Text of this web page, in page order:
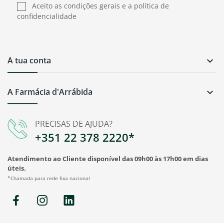
PRECISAS DE AJUDA?
+351 22 378 2220*
Atendimento ao Cliente disponível das 09h00 às 17h00 em dias
úteis.
*Chamada para rede fixa nacional
A Farmácia d'Arrábida 
A tua conta 
Aceito as condições gerais e a política de
confidencialidade